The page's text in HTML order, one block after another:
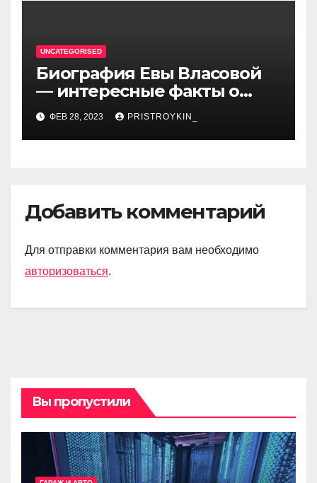
UNCATEGORISED
Биография Евы Власовой
— интересные факты о
личной жизни популярной
исполнительницы
ФЕВ 28, 2023 PRISTROYKIN_
Добавить комментарий
Для отправки комментария вам необходимо
авторизоваться.
Вы пропустили